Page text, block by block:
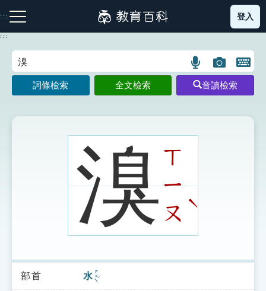
到
主
:::
注音索引圖示 筆畫索引圖示 部首索引表圖示
索引選單
登入
:::
語
言
搜
示
圖
片
搜
開
鍵
圖
詞條檢索 全文檢索 音讀檢索
溴ㄒ
ㄧ
ㄡ
ˋ
部首 水 ㄕㄨㄟˇ